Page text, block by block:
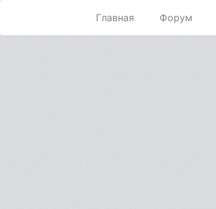
Главная Форум